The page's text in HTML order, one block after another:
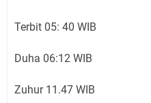
Terbit 05: 40 WIB
Duha 06:12 WIB
Zuhur 11.47 WIB